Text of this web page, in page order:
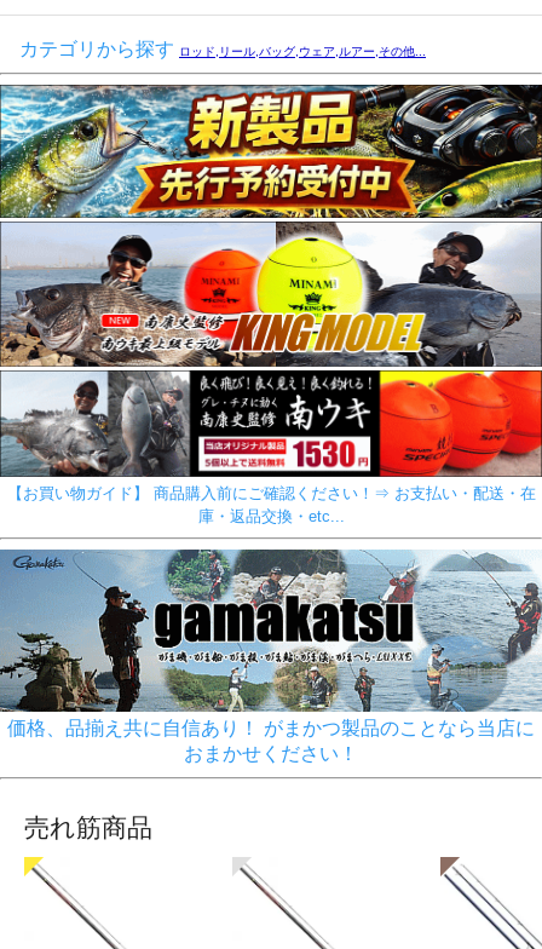
カテゴリから探す ロッド,リール,バッグ,ウェア,ルアー,その他...
【お買い物ガイド】 商品購入前にご確認ください！⇒ お支払い・配送・在
庫・返品交換・etc...
価格、品揃え共に自信あり！ がまかつ製品のことなら当店に
おまかせください！
売れ筋商品